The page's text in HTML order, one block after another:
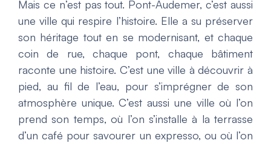
Mais ce n’est pas tout. Pont-Audemer, c’est aussi
une ville qui respire l’histoire. Elle a su préserver
son héritage tout en se modernisant, et chaque
coin de rue, chaque pont, chaque bâtiment
raconte une histoire. C’est une ville à découvrir à
pied, au fil de l’eau, pour s’imprégner de son
atmosphère unique. C’est aussi une ville où l’on
prend son temps, où l’on s’installe à la terrasse
d’un café pour savourer un expresso, ou où l’on